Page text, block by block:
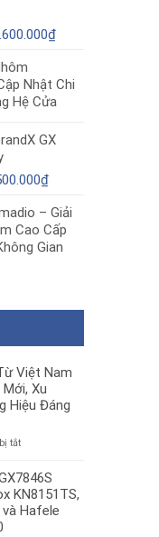
5.200.000₫.
₫Giá
là:
10.600.000₫.
Nhật Chi
Hệ Cửa
GX
₫Giá
tại
là:
7.500.000₫.
– Giải
Cao Cấp
Gian
Việt Nam
Xu
Hiệu Đáng
tắtở
Trường
Bếp
Từ
KN8151TS,
và Hafele